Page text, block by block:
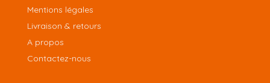
Mentions légales
Livraison & retours
A propos
Contactez-nous